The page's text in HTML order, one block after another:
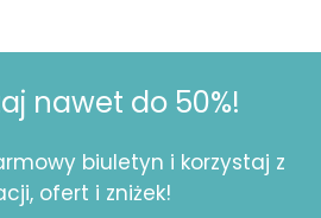
nawet do 50%!
biuletyn i korzystaj z
ofert i zniżek!